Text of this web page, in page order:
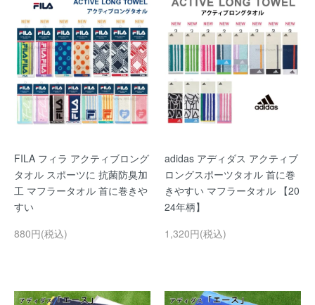
FILA フィラ アクティブロング
タオル スポーツに 抗菌防臭加
工 マフラータオル 首に巻きや
すい
880円(税込)
adidas アディダス アクティブ
ロングスポーツタオル 首に巻
きやすい マフラータオル 【20
24年柄】
1,320円(税込)